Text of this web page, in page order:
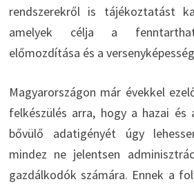
rendszerekről is tájékoztatást
amelyek célja a
előmozdítása és a
Magyarországon már évekkel
felkészülés arra, hogy a hazai és
bővülő adatigényét úgy
mindez ne jelentsen
gazdálkodók számára. Ennek a